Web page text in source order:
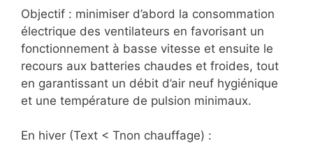
Objectif : minimiser d’abord la consommation
électrique des ventilateurs en favorisant un
fonctionnement à basse vitesse et ensuite le
recours aux batteries chaudes et froides, tout
en garantissant un débit d’air neuf hygiénique
et une température de pulsion minimaux.
En hiver (Text < Tnon chauffage) :